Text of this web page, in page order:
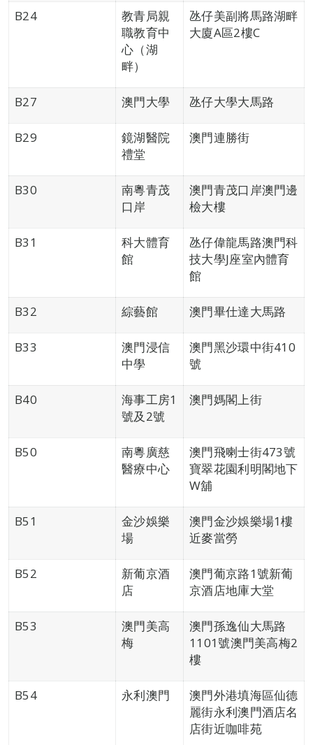
B24
教青局親
職教育中
心（湖
畔）
氹仔美副將馬路湖畔
大廈A區2樓C
B27 澳門大學 氹仔大學大馬路
B29
鏡湖醫院
禮堂
澳門連勝街
B30
南粵青茂
口岸
澳門青茂口岸澳門邊
檢大樓
B31
科大體育
館
氹仔偉龍馬路澳門科
技大學J座室內體育
館
B32 綜藝館 澳門畢仕達大馬路
B33
澳門浸信
中學
澳門黑沙環中街410
號
B40
海事工房1
號及2號
澳門媽閣上街
B50
南粵廣慈
醫療中心
澳門飛喇士街473號
寶翠花園利明閣地下
W舖
B51
金沙娛樂
場
澳門金沙娛樂場1樓
近麥當勞
B52
新葡京酒
店
澳門葡京路1號新葡
京酒店地庫大堂
B53
澳門美高
梅
澳門孫逸仙大馬路
1101號澳門美高梅2
樓
B54 永利澳門
澳門外港填海區仙德
麗街永利澳門酒店名
店街近咖啡苑